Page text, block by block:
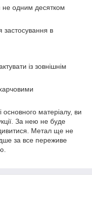
не одним десятком
застосування в
із зовнішнім
основного матеріалу, ви
За нею не буде
дивитися. Метал ще не
за все переживе